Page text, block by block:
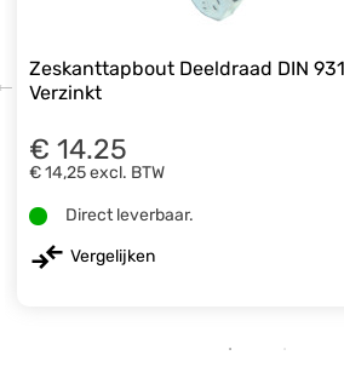
Zeskanttapbout Deeldraad DIN
Verzinkt
€ 14.25
€ 14,25excl. BTW
Direct leverbaar.
Vergelijken